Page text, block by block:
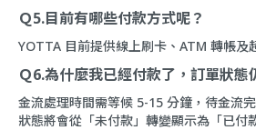
Ｑ5.目前有哪些付款方式呢？
YOTTA 目前提供線上刷卡、ATM 轉帳及
Ｑ6.為什麼我已經付款了，訂單狀態
金流處理時間需等候 5-15 分鐘，待金流
狀態將會從「未付款」轉變顯示為「已付